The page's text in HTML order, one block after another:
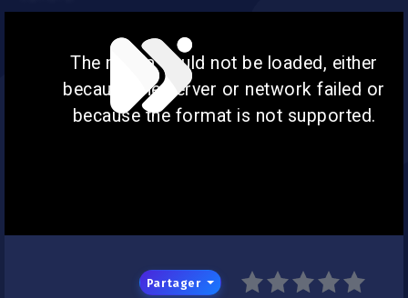
The media could not be loaded, either
because the server or network failed or
because the format is not supported.
Partager